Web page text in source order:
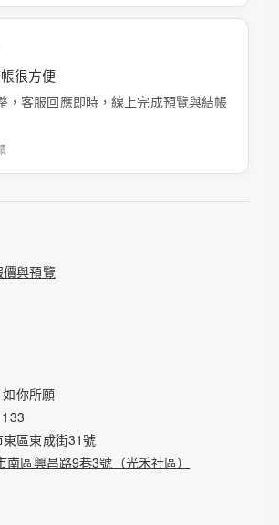
很方便
，客服回應即時，線上完成預覽與結帳
與預覽
如你所願
東區東成街31號
南區興昌路9巷3號（光禾社區）